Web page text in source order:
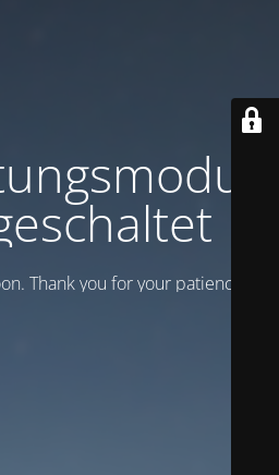
Thank you for your patience!